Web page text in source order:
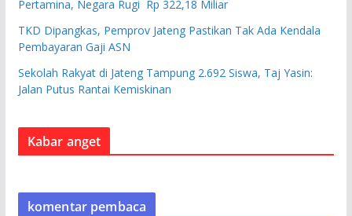
Pertamina, Negara Rugi Rp 322,18 Miliar
TKD Dipangkas, Pemprov Jateng Pastikan Tak Ada Kendala
Pembayaran Gaji ASN
Sekolah Rakyat di Jateng Tampung 2.692 Siswa, Taj Yasin:
Jalan Putus Rantai Kemiskinan
Kabar anget
komentar pembaca